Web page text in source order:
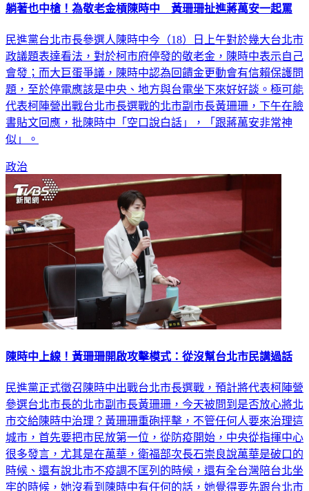
躺著也中槍！為敬老金槓陳時中 黃珊珊扯進蔣萬安一起罵
民進黨台北市長參選人陳時中今（18）日上午對於幾大台北市
政議題表達看法，對於柯市府停發的敬老金，陳時中表示自己
會發；而大巨蛋爭議，陳時中認為回饋金更動會有信賴保護問
題，至於停電應該是中央、地方與台電坐下來好好談。極可能
代表柯陣營出戰台北市長選戰的北市副市長黃珊珊，下午在臉
書貼文回應，批陳時中「空口說白話」，「跟蔣萬安非常神
似」。
政治
陳時中上線！黃珊珊開啟攻擊模式：從沒幫台北市民講過話
民進黨正式徵召陳時中出戰台北市長選戰，預計將代表柯陣營
參選台北市長的北市副市長黃珊珊，今天被問到是否放心將北
市交給陳時中治理？黃珊珊重砲抨擊，不管任何人要來治理這
城市，首先要把市民放第一位，從防疫開始，中央從指揮中心
很多發言，尤其是在萬華，衛福部次長石崇良說萬華是破口的
時候、還有說北市不疫調不匡列的時候，還有全台灣陪台北坐
牢的時候，她沒看到陳時中有任何的話，她覺得要先跟台北市